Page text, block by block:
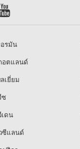
รมัน
อตแลนด์
เยี่ยม
ซ
ดน
ซีแลนด์